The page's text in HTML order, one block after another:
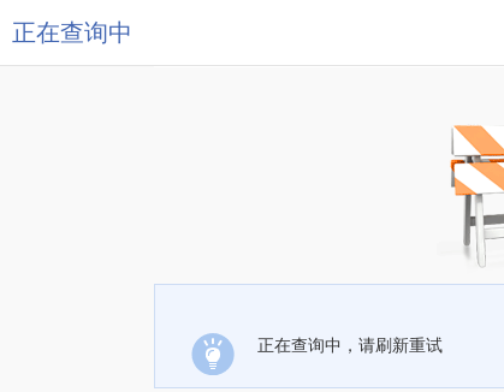
正在查询中
正在查询中，请刷新重试